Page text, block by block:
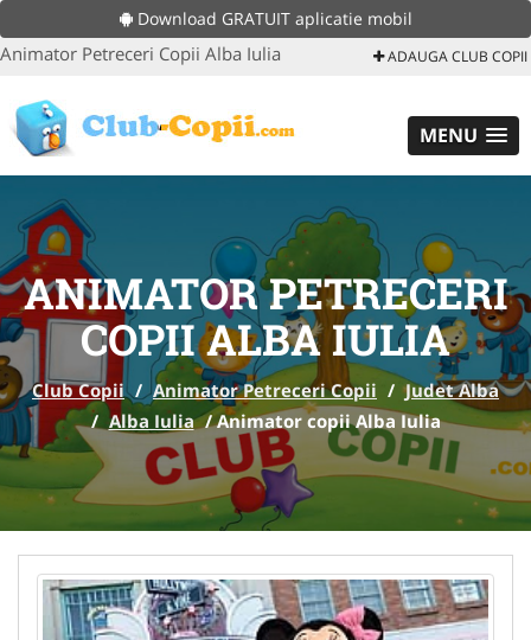
Download GRATUIT aplicatie mobil
Animator Petreceri Copii Alba Iulia ADAUGA CLUB COPII
MENU
ANIMATOR PETRECERI
COPII ALBA IULIA
Club Copii / Animator Petreceri Copii / Judet Alba
/ Alba Iulia /Animator copii Alba Iulia